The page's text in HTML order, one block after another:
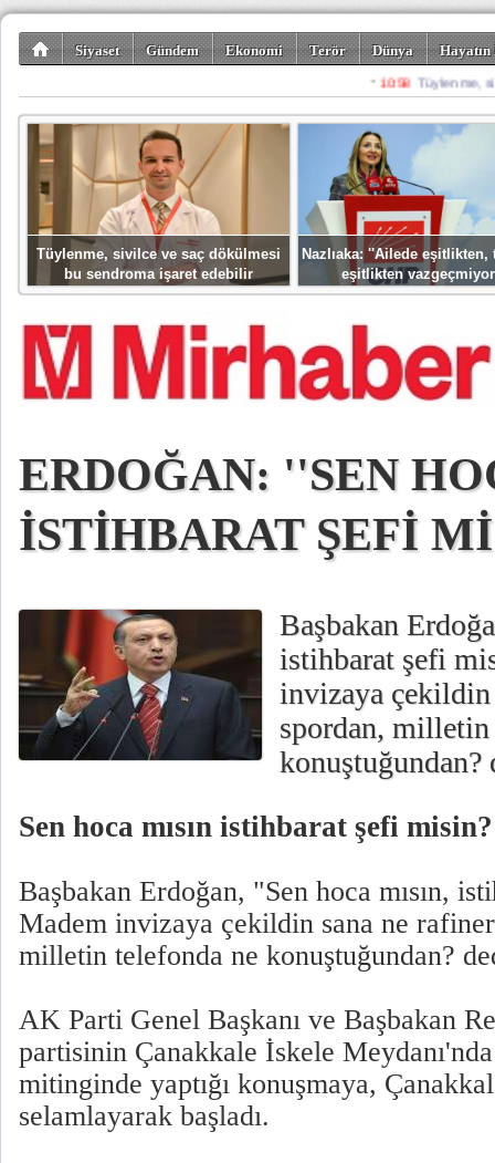
Siyaset Gündem Ekonomi Terör Dünya
Spor Misafir
Tüylenme, sivilce ve saç dökülmesi
bu sendroma işaret edebilir
Nazlıaka: ''Ailede eşitlikten,
eşitlikten
ERDOĞAN: ''SEN
İSTİHBARAT ŞEFİ
Başbakan
istihbarat şefi
invizaya çekildin
spordan, milletin
konuştuğundan?
Sen hoca mısın istihbarat şefi misin?
Başbakan Erdoğan, "Sen hoca mısın,
Madem invizaya çekildin sana ne
milletin telefonda ne konuştuğundan?
AK Parti Genel Başkanı ve Başbakan
partisinin Çanakkale İskele
mitinginde yaptığı konuşmaya,
selamlayarak başladı.